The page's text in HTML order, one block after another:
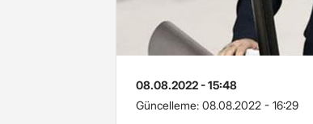
08.08.2022 - 15:48
Güncelleme: 08.08.2022 - 16:29